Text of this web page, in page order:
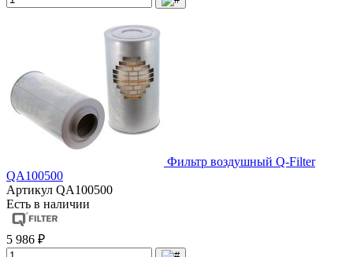
Фильтр воздушный Q-Filter
QA100500
Артикул QA100500
Есть в наличии
5 986 ₽